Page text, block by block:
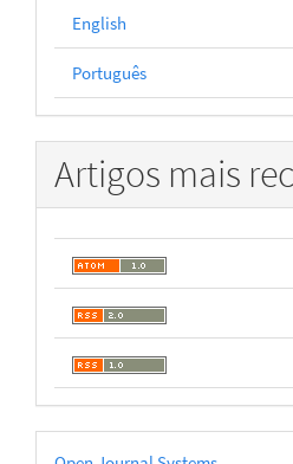
English
Português
Artigos mais
Desenvolvido